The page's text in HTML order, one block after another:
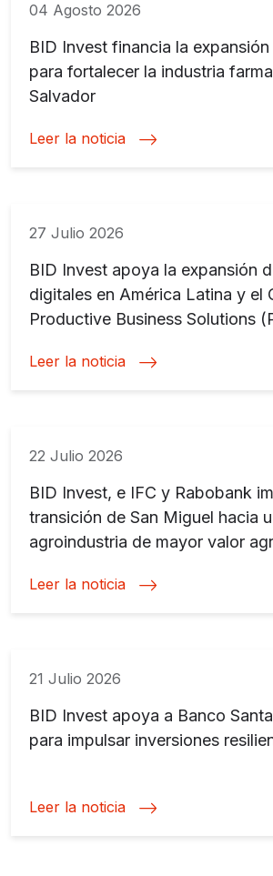
04 Agosto 2026
BID Invest financia la
para fortalecer la industria
Salvador
Leer la noticia
27 Julio 2026
BID Invest apoya la expansión
digitales en América Latina y el
Productive Business Solutions
Leer la noticia
22 Julio 2026
BID Invest, e IFC y Rabobank
transición de San Miguel hacia
agroindustria de mayor valor
Leer la noticia
21 Julio 2026
BID Invest apoya a Banco
para impulsar inversiones
Leer la noticia